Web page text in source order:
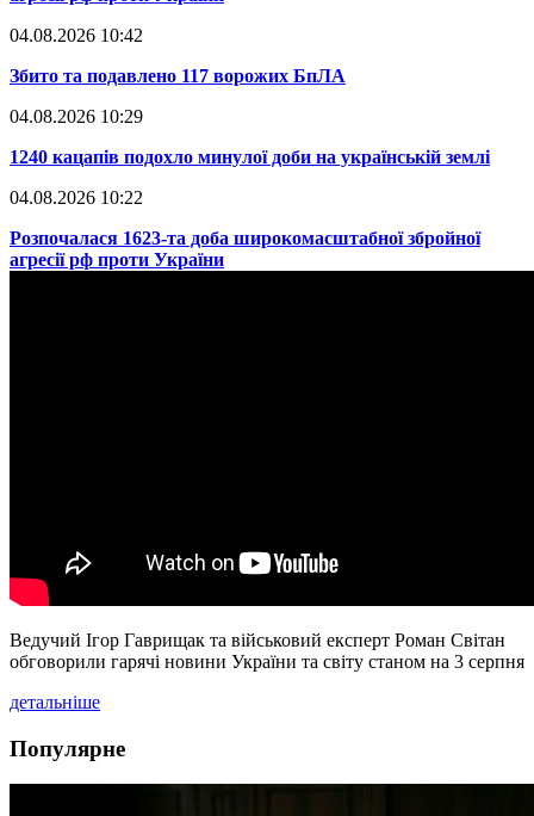
04.08.2026 10:42
​Збито та подавлено 117 ворожих БпЛА
04.08.2026 10:29
​1240 кацапів подохло минулої доби на українській землі
04.08.2026 10:22
​Розпочалася 1623-та доба широкомасштабної збройної
агресії рф проти України
Ведучий Ігор Гаврищак та військовий експерт Роман Світан
обговорили гарячі новини України та світу станом на 3 серпня
детальніше
Популярне